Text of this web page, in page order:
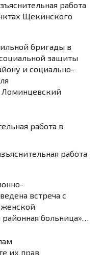
работа
Щекинского
бригады в
защиты
и социально-
Ломинцевский
работа
встреча с
районная больница»…